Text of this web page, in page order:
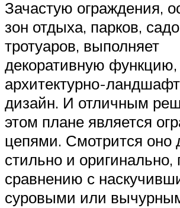
Зачастую ограждения,
зон отдыха, парков,
тротуаров, выполняет
декоративную
архитектурно-
дизайн. И отличным
этом плане является
цепями. Смотрится оно
стильно и оригинально,
сравнению с
суровыми или